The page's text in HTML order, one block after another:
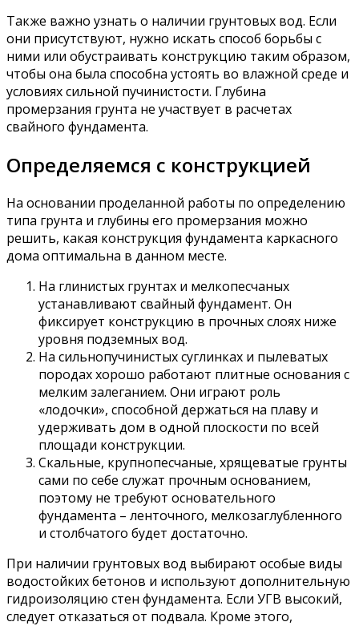
Также важно узнать о наличии грунтовых вод. Если
они присутствуют, нужно искать способ борьбы с
ними или обустраивать конструкцию таким образом,
чтобы она была способна устоять во влажной среде и
условиях сильной пучинистости. Глубина
промерзания грунта не участвует в расчетах
свайного фундамента.
Определяемся с конструкцией
На основании проделанной работы по определению
типа грунта и глубины его промерзания можно
решить, какая конструкция фундамента каркасного
дома оптимальна в данном месте.
На глинистых грунтах и мелкопесчаных
устанавливают свайный фундамент. Он
фиксирует конструкцию в прочных слоях ниже
уровня подземных вод.
На сильнопучинистых суглинках и пылеватых
породах хорошо работают плитные основания с
мелким залеганием. Они играют роль
«лодочки», способной держаться на плаву и
удерживать дом в одной плоскости по всей
площади конструкции.
Скальные, крупнопесчаные, хрящеватые грунты
сами по себе служат прочным основанием,
поэтому не требуют основательного
фундамента – ленточного, мелкозаглубленного
и столбчатого будет достаточно.
При наличии грунтовых вод выбирают особые виды
водостойких бетонов и используют дополнительную
гидроизоляцию стен фундамента. Если УГВ высокий,
следует отказаться от подвала. Кроме этого,